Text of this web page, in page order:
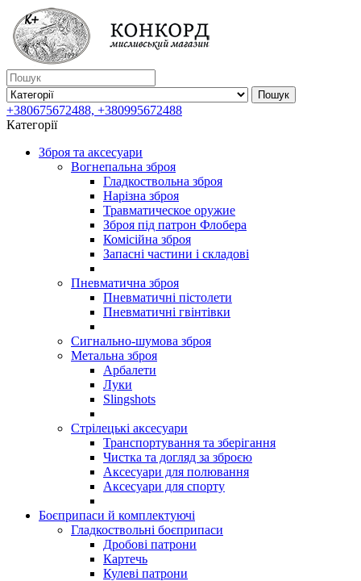
Пошук
+380675672488, +380995672488
Категорії
Зброя та аксесуари
Вогнепальна зброя
Гладкоствольна зброя
Нарізна зброя
Травматическое оружие
Зброя під патрон Флобера
Комісійна зброя
Запасні частини і складові
Пневматична зброя
Пневматичні пістолети
Пневматичні гвінтівки
Сигнально-шумова зброя
Метальна зброя
Арбалети
Луки
Slingshots
Стрілецькі аксесуари
Транспортування та зберігання
Чистка та догляд за зброєю
Аксесуари для полювання
Аксесуари для спорту
Боєприпаси й комплектуючі
Гладкоствольні боєприпаси
Дробові патрони
Картечь
Кулеві патрони